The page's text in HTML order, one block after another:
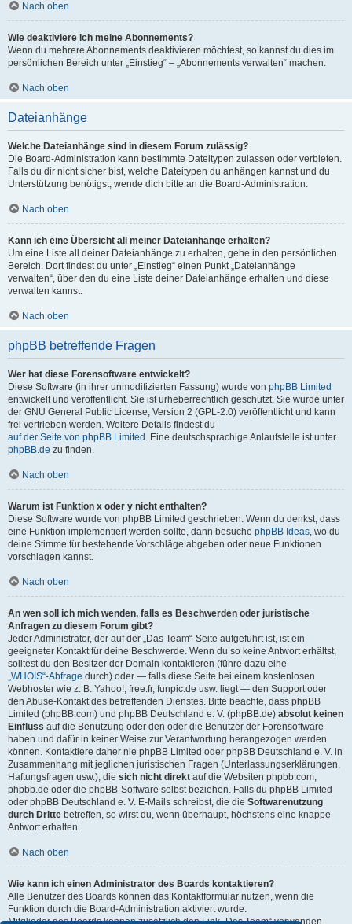
Nach oben
Wie deaktiviere ich meine Abonnements?
Wenn du mehrere Abonnements deaktivieren möchtest, so kannst du dies im
persönlichen Bereich unter „Einstieg“ – „Abonnements verwalten“ machen.
Nach oben
Dateianhänge
Welche Dateianhänge sind in diesem Forum zulässig?
Die Board-Administration kann bestimmte Dateitypen zulassen oder verbieten.
Falls du dir nicht sicher bist, welche Dateitypen du anhängen kannst und du
Unterstützung benötigst, wende dich bitte an die Board-Administration.
Nach oben
Kann ich eine Übersicht all meiner Dateianhänge erhalten?
Um eine Liste all deiner Dateianhänge zu erhalten, gehe in den persönlichen
Bereich. Dort findest du unter „Einstieg“ einen Punkt „Dateianhänge
verwalten“, über den du eine Liste deiner Dateianhänge erhalten und diese
verwalten kannst.
Nach oben
phpBB betreffende Fragen
Wer hat diese Forensoftware entwickelt?
Diese Software (in ihrer unmodifizierten Fassung) wurde von phpBB Limited
entwickelt und veröffentlicht. Sie ist urheberrechtlich geschützt. Sie wurde unter
der GNU General Public License, Version 2 (GPL-2.0) veröffentlicht und kann
frei vertrieben werden. Weitere Details findest du
auf der Seite von phpBB Limited . Eine deutschsprachige Anlaufstelle ist unter
phpBB.de zu finden.
Nach oben
Warum ist Funktion x oder y nicht enthalten?
Diese Software wurde von phpBB Limited geschrieben. Wenn du denkst, dass
eine Funktion implementiert werden sollte, dann besuche phpBB Ideas, wo du
deine Stimme für bestehende Vorschläge abgeben oder neue Funktionen
vorschlagen kannst.
Nach oben
An wen soll ich mich wenden, falls es Beschwerden oder juristische
Anfragen zu diesem Forum gibt?
Jeder Administrator, der auf der „Das Team“-Seite aufgeführt ist, ist ein
geeigneter Kontakt für deine Beschwerde. Wenn du so keine Antwort erhältst,
solltest du den Besitzer der Domain kontaktieren (führe dazu eine
„WHOIS“-Abfrage durch) oder — falls diese Seite bei einem kostenlosen
Webhoster wie z. B. Yahoo!, free.fr, funpic.de usw. liegt — den Support oder
den Abuse-Kontakt des betreffenden Dienstes. Bitte beachte, dass phpBB
Limited (phpBB.com) und phpBB Deutschland e. V. (phpBB.de) absolut keinen
Einfluss auf die Benutzung oder den oder die Benutzer der Forensoftware
haben und dafür in keiner Weise zur Verantwortung herangezogen werden
können. Kontaktiere daher nie phpBB Limited oder phpBB Deutschland e. V. in
Zusammenhang mit jeglichen juristischen Fragen (Unterlassungserklärungen,
Haftungsfragen usw.), die sich nicht direkt auf die Websiten phpbb.com,
phpbb.de oder die phpBB-Software selbst beziehen. Falls du phpBB Limited
oder phpBB Deutschland e. V. E-Mails schreibst, die die Softwarenutzung
durch Dritte betreffen, so wirst du, wenn überhaupt, höchstens eine knappe
Antwort erhalten.
Nach oben
Wie kann ich einen Administrator des Boards kontaktieren?
Alle Benutzer des Boards können das Kontaktformular nutzen, wenn die
Funktion durch die Board-Administration aktiviert wurde.
Mitglieder des Boards können zusätzlich den Link „Das Team“ verwenden.